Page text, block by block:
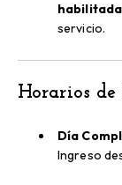
servicio.
Horarios
Día
Ingreso